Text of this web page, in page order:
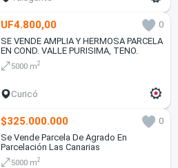
UF4.800,00
0
SE VENDE AMPLIA Y HERMOSA PARCELA
EN COND. VALLE PURISIMA, TENO.
5000 m2
Curicó
$325.000.000
0
Se Vende Parcela De Agrado En
Parcelación Las Canarias
5000 m2